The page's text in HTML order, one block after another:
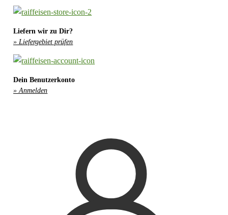
Liefern wir zu Dir?
» Liefergebiet prüfen
Dein Benutzerkonto
» Anmelden